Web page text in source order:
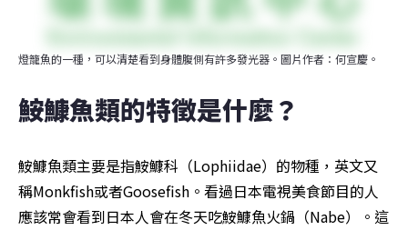
燈籠魚的一種，可以清楚看到身體腹側有許多發光器。圖片作者：何宣慶。
鮟鱇魚類的特徵是什麼？
鮟鱇魚類主要是指鮟鱇科（Lophiidae）的物種，英文又
稱Monkfish或者Goosefish。看過日本電視美食節目的人
應該常會看到日本人會在冬天吃鮟鱇魚火鍋（Nabe）。這